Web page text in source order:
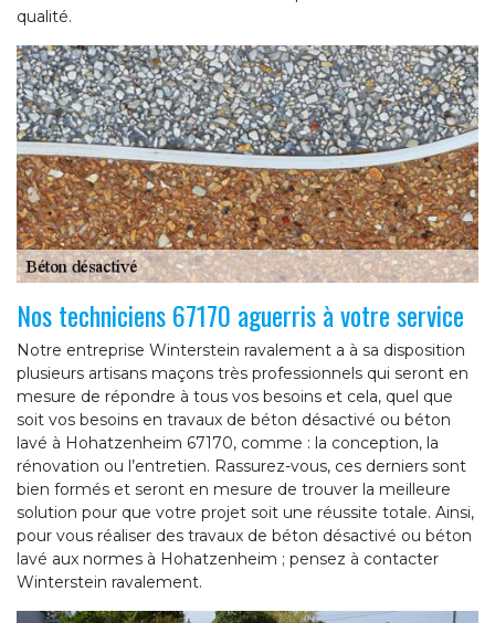
qualité.
Nos techniciens 67170 aguerris à votre service
Notre entreprise Winterstein ravalement a à sa disposition
plusieurs artisans maçons très professionnels qui seront en
mesure de répondre à tous vos besoins et cela, quel que
soit vos besoins en travaux de béton désactivé ou béton
lavé à Hohatzenheim 67170, comme : la conception, la
rénovation ou l’entretien. Rassurez-vous, ces derniers sont
bien formés et seront en mesure de trouver la meilleure
solution pour que votre projet soit une réussite totale. Ainsi,
pour vous réaliser des travaux de béton désactivé ou béton
lavé aux normes à Hohatzenheim ; pensez à contacter
Winterstein ravalement.